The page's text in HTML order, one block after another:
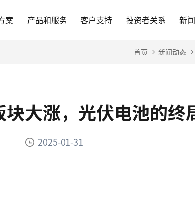
案 产品和服务 客户支持 投资者关系 新
首页 新闻动态
大涨，光伏电池的终
2025-01-31